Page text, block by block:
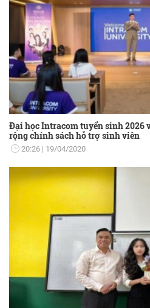
Đại học Intracom tuyển sinh 2026
rộng chính sách hỗ trợ sinh viên
20:26 19/04/2020